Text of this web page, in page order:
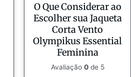
O Que Considerar ao
Escolher sua Jaqueta
Corta Vento
Olympikus Essential
Feminina
Avaliação 0de 5